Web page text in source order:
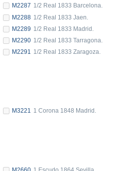
M2287 1/2 Real 1833 Barcelona.
M2288 1/2 Real 1833 Jaen.
M2289 1/2 Real 1833 Madrid.
M2290 1/2 Real 1833 Tarragona.
M2291
1/2 Real 1833 Zaragoza.
M3221
1 Corona 1848 Madrid.